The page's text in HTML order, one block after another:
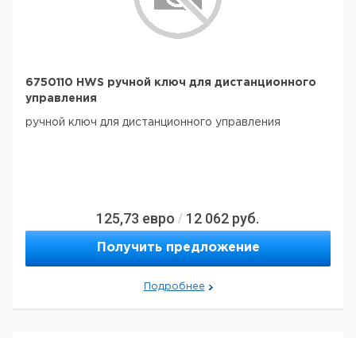
6750110 HWS ручной ключ для дистанционного
управления
ручной ключ для дистанционного управления
125,73 евро / 12 062 руб.
Получить предложение
Подробнее